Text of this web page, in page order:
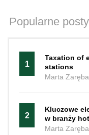
Popularne
1
Taxation of
stations
Marta Zaręba
2
Kluczowe
w branży
Marta Zaręba